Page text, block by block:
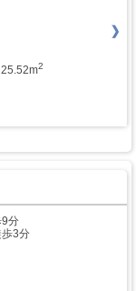
25.52m2
9分
3分